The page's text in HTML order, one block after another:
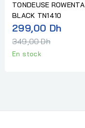
TONDEUSE ROWENTA
BLACK TN1410
299,00 DhPrix
349,00 Dh
En stock